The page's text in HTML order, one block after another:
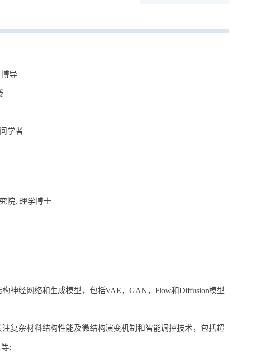
导
学者
院, 理学博士
神经网络和生成模型，包括VAE，GAN，Flow和Diffusion模型
复杂材料结构性能及微结构演变机制和智能调控技术，包括超
;